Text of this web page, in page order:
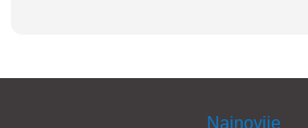
Najnovije